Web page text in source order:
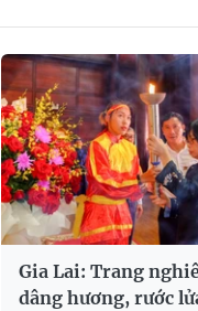
Gia Lai: Trang
dâng hương, rước